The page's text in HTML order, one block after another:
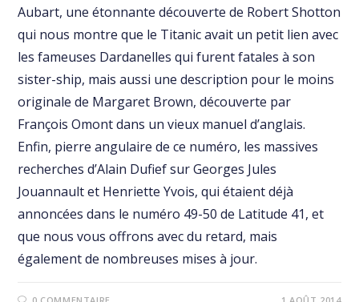
Aubart, une étonnante découverte de Robert Shotton
qui nous montre que le Titanic avait un petit lien avec
les fameuses Dardanelles qui furent fatales à son
sister-ship, mais aussi une description pour le moins
originale de Margaret Brown, découverte par
François Omont dans un vieux manuel d’anglais.
Enfin, pierre angulaire de ce numéro, les massives
recherches d’Alain Dufief sur Georges Jules
Jouannault et Henriette Yvois, qui étaient déjà
annoncées dans le numéro 49-50 de Latitude 41, et
que nous vous offrons avec du retard, mais
également de nombreuses mises à jour.